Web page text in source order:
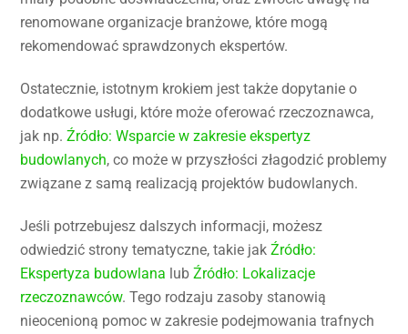
renomowane organizacje branżowe, które mogą
rekomendować sprawdzonych ekspertów.
Ostatecznie, istotnym krokiem jest także dopytanie o
dodatkowe usługi, które może oferować rzeczoznawca,
jak np.Źródło: Wsparcie w zakresie ekspertyz
budowlanych, co może w przyszłości złagodzić problemy
związane z samą realizacją projektów budowlanych.
Jeśli potrzebujesz dalszych informacji, możesz
odwiedzić strony tematyczne, takie jakŹródło:
Ekspertyza budowlana lubŹródło: Lokalizacje
rzeczoznawców. Tego rodzaju zasoby stanowią
nieocenioną pomoc w zakresie podejmowania trafnych